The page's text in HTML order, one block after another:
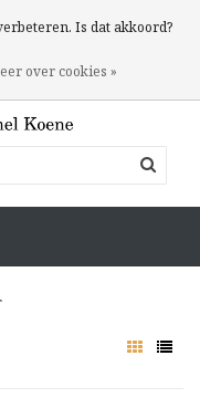
0 Artikelen
Is dat akkoord?
over cookies »